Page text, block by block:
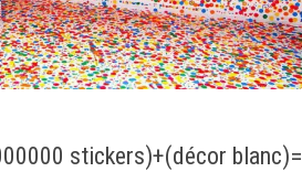
stickers)+(décor blanc)=